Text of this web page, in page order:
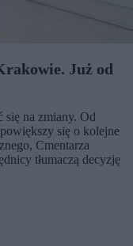
Już od
na zmiany. Od
się o kolejne
Cmentarza
tłumaczą decyzję